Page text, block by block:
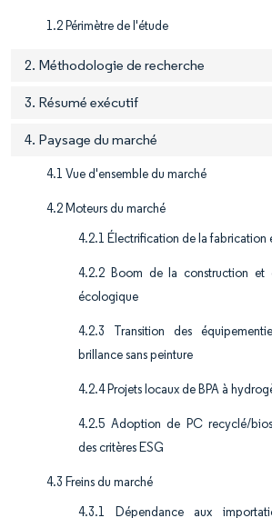
1.2 Périmètre de l'étude
2. Méthodologie de recherche
3. Résumé exécutif
4. Paysage du marché
4.1 Vue d'ensemble du marché
4.2 Moteurs du marché
4.2.1 Électrification de la fabrication
4.2.2 Boom de la construction et
écologique
4.2.3 Transition des
brillance sans peinture
4.2.4 Projets locaux de BPA à
4.2.5 Adoption de PC recyclé/
des critères ESG
4.3 Freins du marché
4.3.1 Dépendance aux